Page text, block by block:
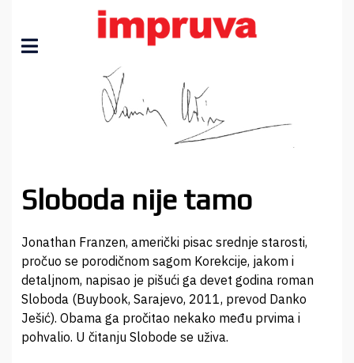
Sloboda nije tamo
Jonathan Franzen, američki pisac srednje starosti,
pročuo se porodičnom sagom Korekcije, jakom i
detaljnom, napisao je pišući ga devet godina roman
Sloboda (Buybook, Sarajevo, 2011, prevod Danko
Ješić). Obama ga pročitao nekako među prvima i
pohvalio. U čitanju Slobode se uživa.